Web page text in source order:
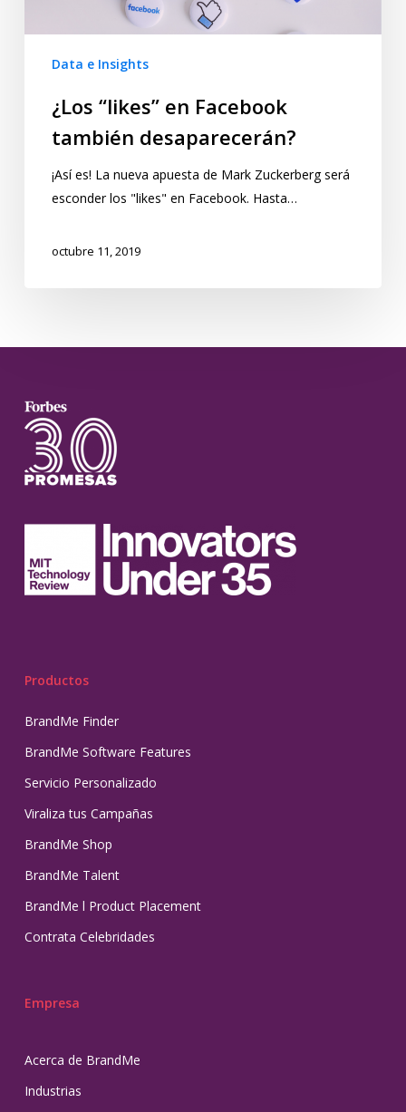
Data e Insights
¿Los “likes” en Facebook
también desaparecerán?
¡Así es! La nueva apuesta de Mark Zuckerberg será
esconder los "likes" en Facebook. Hasta…
octubre 11, 2019
Productos
BrandMe Finder
BrandMe Software Features
Servicio Personalizado
Viraliza tus Campañas
BrandMe Shop
BrandMe Talent
BrandMe l Product Placement
Contrata Celebridades
Empresa
Acerca de BrandMe
Industrias